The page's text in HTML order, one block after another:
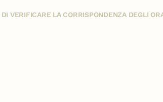
VERIFICARE LA CORRISPONDENZA DEGLI